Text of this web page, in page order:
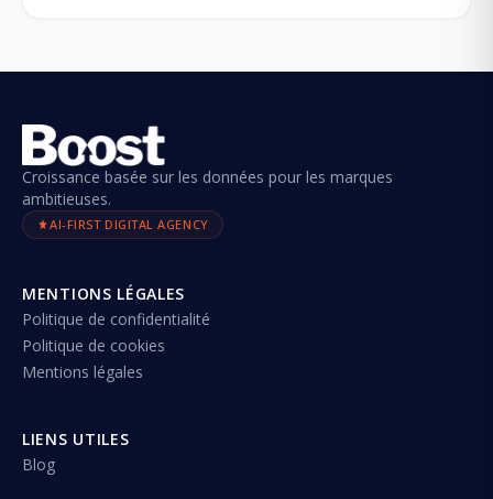
Croissance basée sur les données pour les marques
ambitieuses.
AI-FIRST DIGITAL AGENCY
MENTIONS LÉGALES
Politique de confidentialité
Politique de cookies
Mentions légales
LIENS UTILES
Blog